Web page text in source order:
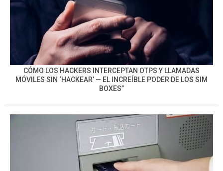
CÓMO LOS HACKERS INTERCEPTAN OTPS Y LLAMADAS
MÓVILES SIN ‘HACKEAR’ — EL INCREÍBLE PODER DE LOS SIM
BOXES”